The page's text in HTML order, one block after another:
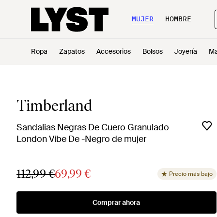
MUJER HOMBRE
Ropa Zapatos Accesorios Bolsos Joyería
Timberland
Sandalias Negras De Cuero Granulado
London Vibe De -Negro de mujer
112,99 €69,99 € Precio más bajo
Comprar ahora